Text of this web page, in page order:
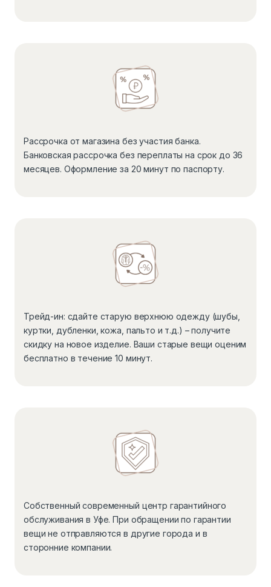
Рассрочка от магазина без участия банка.
Банковская рассрочка без переплаты на срок до 36
месяцев. Оформление за 20 минут по паспорту.
Трейд-ин: сдайте старую верхнюю одежду (шубы,
куртки, дубленки, кожа, пальто и т.д.) – получите
скидку на новое изделие. Ваши старые вещи оценим
бесплатно в течение 10 минут.
Собственный современный центр гарантийного
обслуживания в Уфе. При обращении по гарантии
вещи не отправляются в другие города и в
сторонние компании.